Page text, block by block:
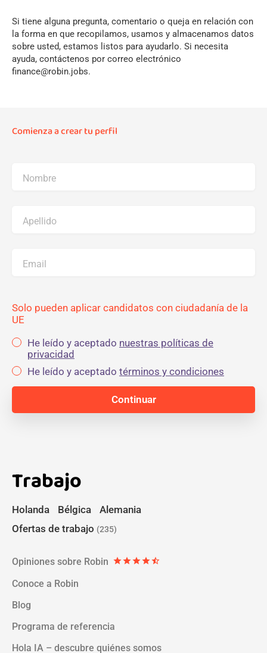
Si tiene alguna pregunta, comentario o queja en relación con
la forma en que recopilamos, usamos y almacenamos datos
sobre usted, estamos listos para ayudarlo. Si necesita
ayuda, contáctenos por correo electrónico
finance@robin.jobs.
Comienza a crear tu perfil
Nombre
Apellido
Email
Solo pueden aplicar candidatos con ciudadanía de la
UE
He leído y aceptado nuestras políticas de
privacidad
He leído y aceptado términos y condiciones
Trabajo
Holanda Bélgica
Alemania
Ofertas de trabajo (235)
Opiniones sobre Robin starstarstarstarstar_half
Conoce a Robin
Blog
Programa de referencia
Hola IA – descubre quiénes somos